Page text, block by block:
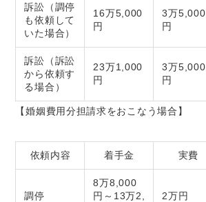
訴訟（調停
も依頼して
いた場合）
16万5,000
円
3万5,000
円
訴訟（訴訟
から依頼す
る場合）
23万1,000
円
3万5,000
円
【婚姻費用分担請求をおこなう場合】
依頼内容 着手金 実費
調停
8万8,000
円～13万2,
2万円